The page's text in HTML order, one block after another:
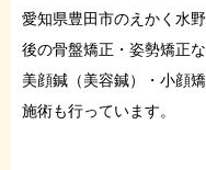
施術
症例
愛知県豊田市のえかく水
後の骨盤矯正・姿勢矯正
美顔鍼（美容鍼）・小顔
施術も行っています。